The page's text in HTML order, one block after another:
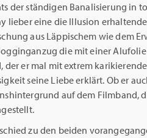
der ständigen Banalisierung in
lieber eine die Illusion
aus Läppischem wie dem
die mit einer
der er mal mit extrem
seine Liebe erklärt. Ob er
auf dem Filmband,
zu den beiden